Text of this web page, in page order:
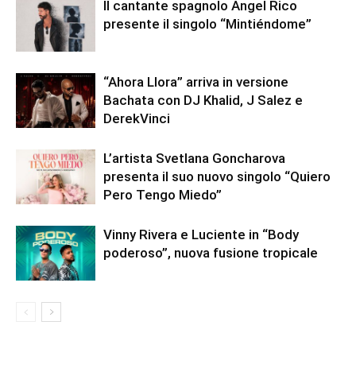
Il cantante spagnolo Angel Rico
presente il singolo “Mintiéndome”
“Ahora Llora” arriva in versione
Bachata con DJ Khalid, J Salez e
DerekVinci
L’artista Svetlana Goncharova
presenta il suo nuovo singolo “Quiero
Pero Tengo Miedo”
Vinny Rivera e Luciente in “Body
poderoso”, nuova fusione tropicale